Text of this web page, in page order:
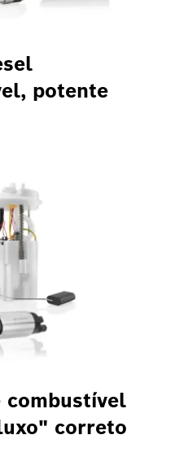
potente
combustível
correto